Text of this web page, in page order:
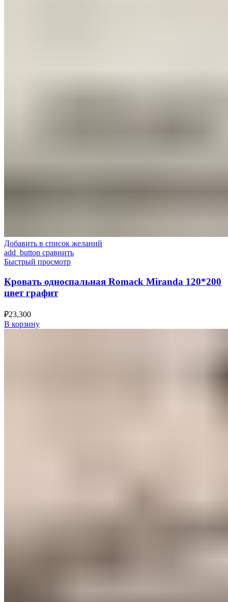
Добавить в список желаний
add_button сравнить
Быстрый просмотр
Кровать односпальная Romack Miranda 120*200
цвет графит
₽23,300
В корзину